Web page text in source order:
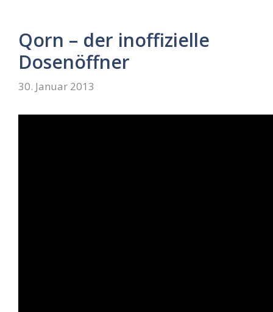
Qorn – der inoffizielle
Dosenöffner
30. Januar 2013